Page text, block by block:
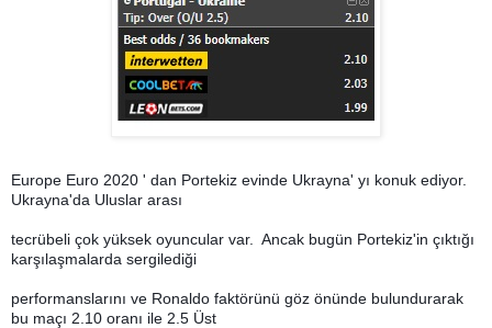
Europe Euro 2020 ' dan Portekiz evinde Ukrayna' yı konuk ediyor.
Ukrayna'da Uluslar arası
tecrübeli çok yüksek oyuncular var. Ancak bugün Portekiz'in çıktığı
karşılaşmalarda sergilediği
performanslarını ve Ronaldo faktörünü göz önünde bulundurarak
bu maçı 2.10 oranı ile 2.5 Üst